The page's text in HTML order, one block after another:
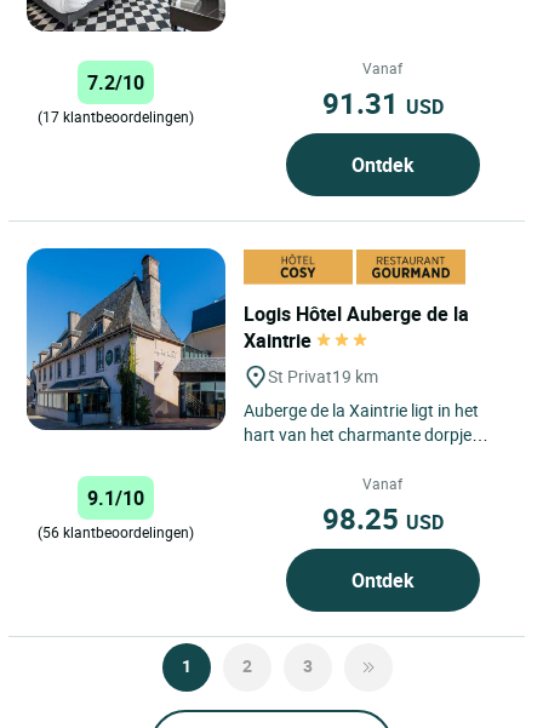
7.2/10
(17 klantbeoordelingen)
Vanaf
91.31 USD
Ontdek
Logis Hôtel Auberge de la
Xaintrie
St Privat19 km
Auberge de la Xaintrie ligt in het
hart van het charmante dorpje
omgeving voor een ontspannen...
9.1/10
(56 klantbeoordelingen)
Vanaf
98.25 USD
Ontdek
1 2 3